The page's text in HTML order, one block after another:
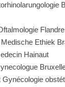
Ethiek
Hainaut